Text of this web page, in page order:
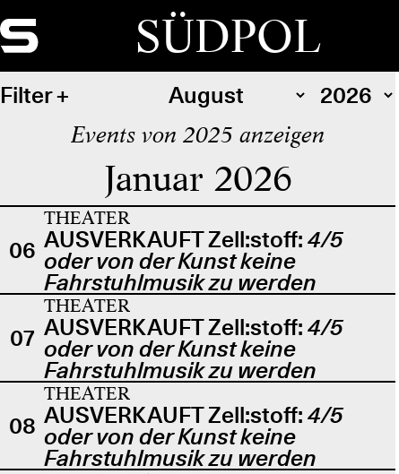
SÜDPOL
Filter
Events von 2025 anzeigen
Januar 2026
06
THEATER
AUSVERKAUFT Zell:stoff: 4/5
oder von der Kunst keine
Fahrstuhlmusik zu werden
07
THEATER
AUSVERKAUFT Zell:stoff: 4/5
oder von der Kunst keine
Fahrstuhlmusik zu werden
08
THEATER
AUSVERKAUFT Zell:stoff: 4/5
oder von der Kunst keine
Fahrstuhlmusik zu werden